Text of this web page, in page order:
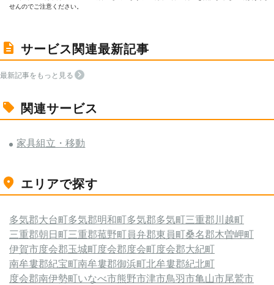
せんのでご注意ください。
サービス関連最新記事
最新記事をもっと見る
関連サービス
家具組立・移動
エリアで探す
多気郡大台町多気郡明和町多気郡多気町三重郡川越町
三重郡朝日町三重郡菰野町員弁郡東員町桑名郡木曽岬町
伊賀市度会郡玉城町度会郡度会町度会郡大紀町
南牟婁郡紀宝町南牟婁郡御浜町北牟婁郡紀北町
度会郡南伊勢町いなべ市熊野市津市鳥羽市亀山市尾鷲市